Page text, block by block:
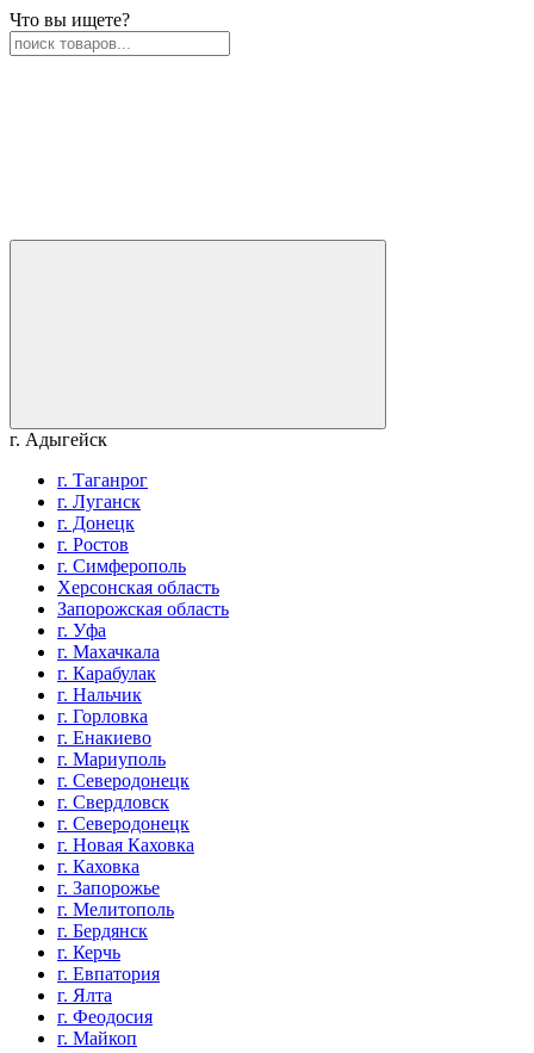
Что вы ищете?
г. Адыгейск
г. Таганрог
г. Луганск
г. Донецк
г. Ростов
г. Симферополь
Херсонская область
Запорожская область
г. Уфа
г. Махачкала
г. Карабулак
г. Нальчик
г. Горловка
г. Енакиево
г. Мариуполь
г. Северодонецк
г. Свердловск
г. Северодонецк
г. Новая Каховка
г. Каховка
г. Запорожье
г. Мелитополь
г. Бердянск
г. Керчь
г. Евпатория
г. Ялта
г. Феодосия
г. Майкоп